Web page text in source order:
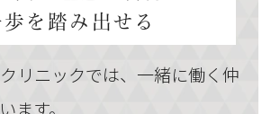
歩を踏み出せる
リニックでは、一緒に働く仲
ます。